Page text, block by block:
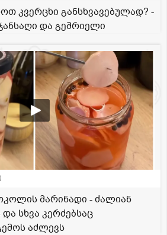
კვერცხი განსხვავებულად? -
და გემრიელი
მარინადი - ძალიან
სხვა კერძებსაც
აძლევს